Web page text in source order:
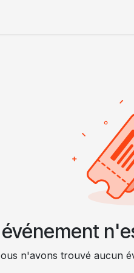
n'avons trouvé aucun